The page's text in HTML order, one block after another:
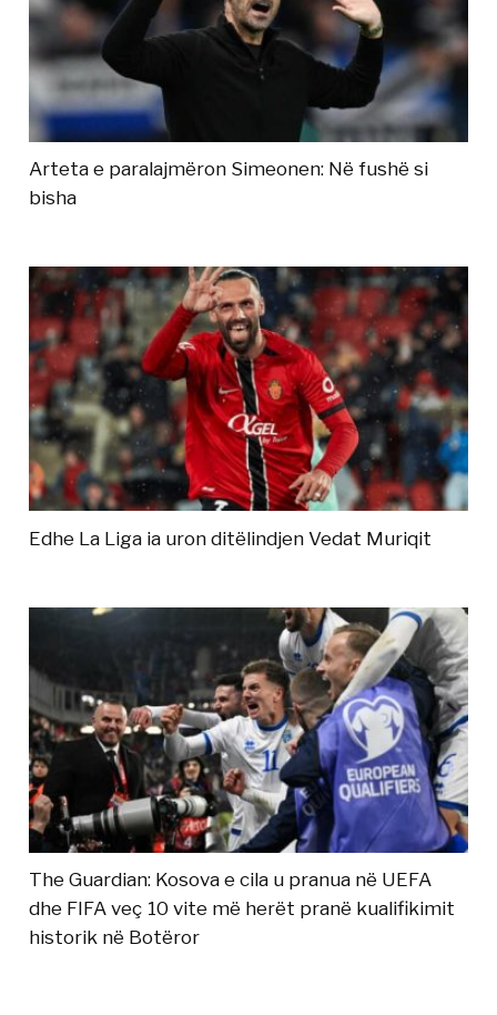
Arteta e paralajmëron Simeonen: Në fushë si
bisha
Edhe La Liga ia uron ditëlindjen Vedat Muriqit
The Guardian: Kosova e cila u pranua në UEFA
dhe FIFA veç 10 vite më herët pranë kualifikimit
historik në Botëror